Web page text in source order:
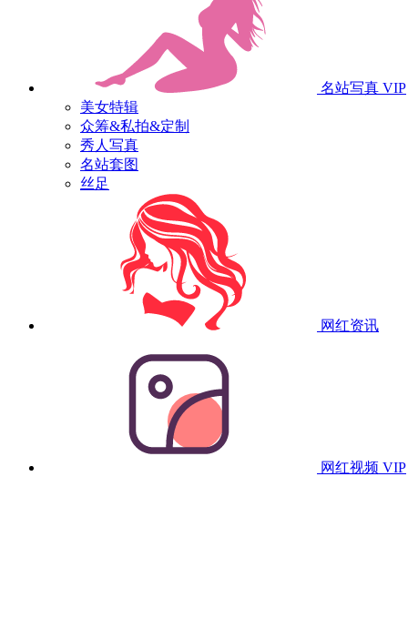
名站写真 VIP
美女特辑
众筹&私拍&定制
秀人写真
名站套图
丝足
网红资讯
网红视频 VIP